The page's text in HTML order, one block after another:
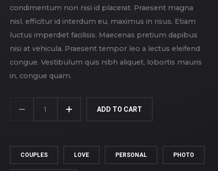
condimentum non nisi id placerat. Praesent magna
nisl, efficitur id interdum eu, maximus in risus. Etiam
luctus imperdiet facilisis. Maecenas pretium dapibus
nisi at vehicula. Praesent tempor leo a lectus eleifend
congue. Vestibulum quis nibh aliquet, lobortis mauris
in, congue quam.
MOOD
ADD TO CART
COUPLES LOVE PERSONAL PHOTO